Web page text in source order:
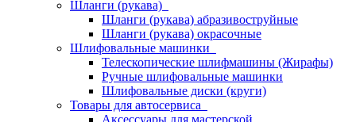
Шланги (рукава)
Шланги (рукава) абразивоструйные
Шланги (рукава) окрасочные
Шлифовальные машинки
Телескопические шлифмашины (Жирафы)
Ручные шлифовальные машинки
Шлифовальные диски (круги)
Товары для автосервиса
Аксессуары для мастерской